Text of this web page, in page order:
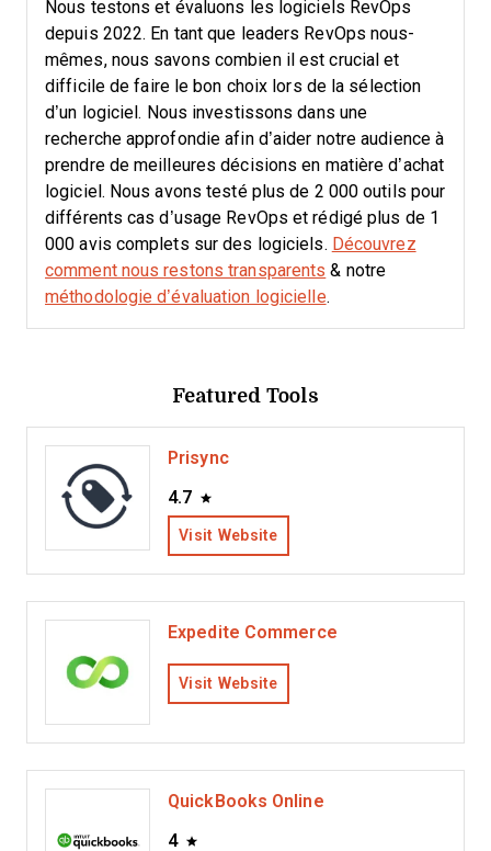
Nous testons et évaluons les logiciels RevOps
depuis 2022. En tant que leaders RevOps nous-
mêmes, nous savons combien il est crucial et
difficile de faire le bon choix lors de la sélection
d’un logiciel. Nous investissons dans une
recherche approfondie afin d’aider notre audience à
prendre de meilleures décisions en matière d’achat
logiciel. Nous avons testé plus de 2 000 outils pour
différents cas d’usage RevOps et rédigé plus de 1
000 avis complets sur des logiciels. Découvrez
comment nous restons transparents & notre
méthodologie d’évaluation logicielle.
Featured Tools
Prisync
4.7
Visit Website
Expedite Commerce
Visit Website
QuickBooks Online
4